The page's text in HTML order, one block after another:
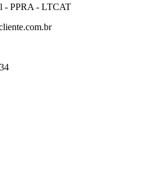
- PPRA - LTCAT